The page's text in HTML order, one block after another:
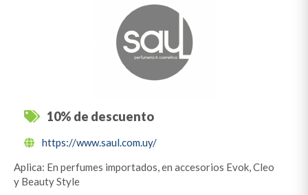
10% de descuento
https://www.saul.com.uy/
Aplica: En perfumes importados, en accesorios Evok, Cleo
y Beauty Style